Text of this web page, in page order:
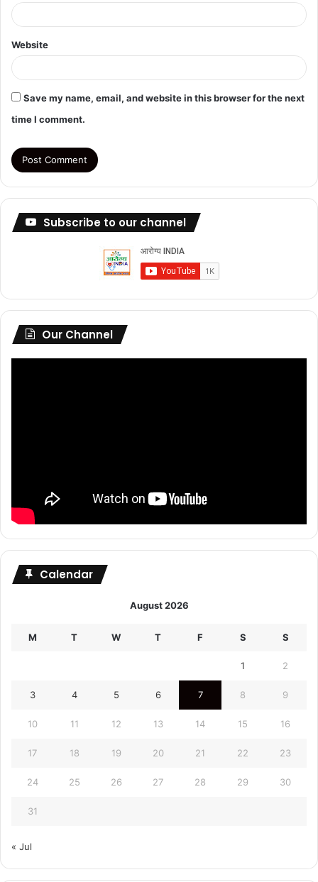
Website
Save my name, email, and website in this browser for the next
time I comment.
Subscribe to our channel
Our Channel
Calendar
August 2026
M T W T F S S
1 2
3 4 5 6 7 8 9
10 11 12 13 14 15 16
17 18 19 20 21 22 23
24 25 26 27 28 29 30
31
« Jul